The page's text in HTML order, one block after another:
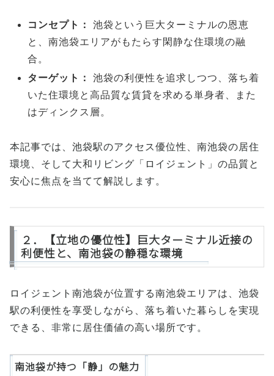
コンセプト：
池袋という巨大ターミナルの恩恵
と、南池袋エリアがもたらす閑静な住環境の融
合。
ターゲット：
池袋の利便性を追求しつつ、落ち着
いた住環境と高品質な賃貸を求める単身者、また
はディンクス層。
本記事では、池袋駅のアクセス優位性、南池袋の居住
環境、そして大和リビング「ロイジェント」の品質と
安心に焦点を当てて解説します。
２．【立地の優位性】巨大ターミナル近接の
利便性と、南池袋の静穏な環境
ロイジェント南池袋が位置する南池袋エリアは、池袋
駅の利便性を享受しながら、落ち着いた暮らしを実現
できる、非常に居住価値の高い場所です。
南池袋が持つ「静」の魅力